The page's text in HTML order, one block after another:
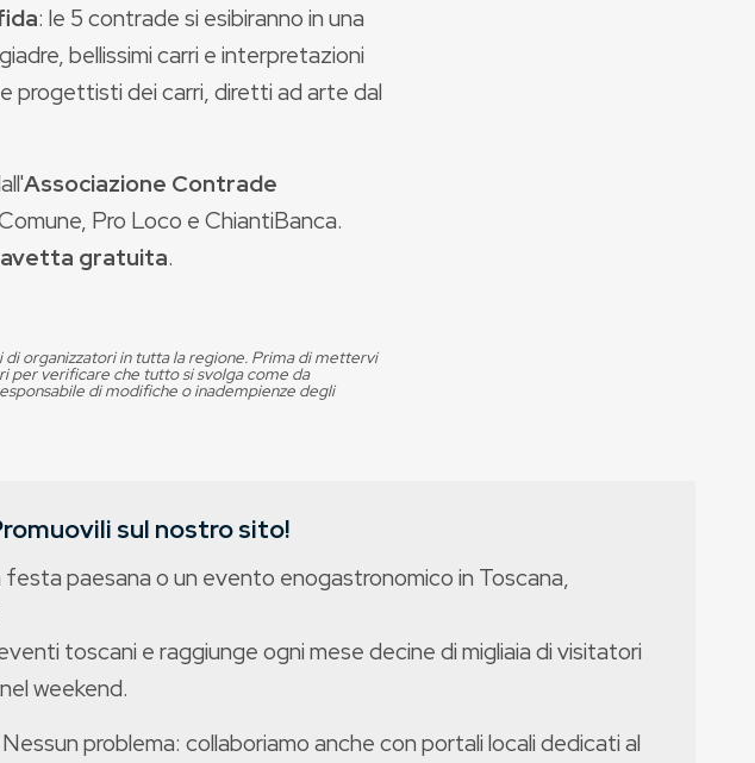
: le 5 contrade si esibiranno in una
bellissimi carri e interpretazioni
progettisti dei carri, diretti ad arte dal
Associazione Contrade
Pro Loco e ChiantiBanca.
gratuita.
organizzatori in tutta la regione. Prima di mettervi
per verificare che tutto si svolga come da
di modifiche o inadempienze degli
sul nostro sito!
paesana o un evento enogastronomico in Toscana,
toscani e raggiunge ogni mese decine di migliaia di visitatori
weekend.
Nessun problema: collaboriamo anche con portali locali dedicati al